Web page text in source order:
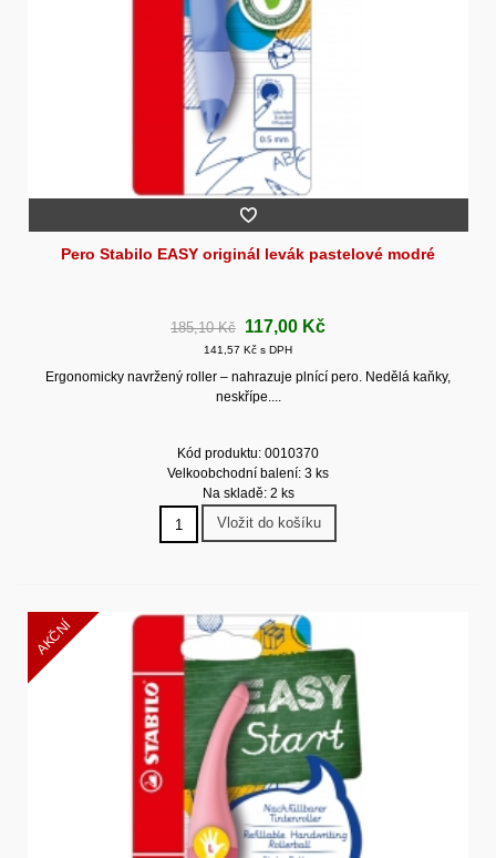
Pero Stabilo EASY originál levák pastelové modré
185,10 Kč 117,00 Kč
141,57 Kč s DPH
Ergonomicky navržený roller – nahrazuje plnící pero. Nedělá kaňky,
neskřípe....
Kód produktu: 0010370
Velkoobchodní balení: 3 ks
Na skladě: 2 ks
Vložit do košíku
AKČNÍ